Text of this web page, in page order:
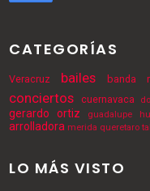
CATEGORÍAS
Veracruz bailes banda
conciertos cuernavaca
gerardo ortiz guadalupe
arrolladora merida queretaro
LO MÁS VISTO